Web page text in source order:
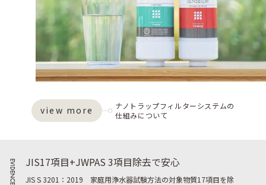
view more
ナノトラップフィルターシステムの
仕組みについて
JIS17項目+JWPAS 3項目除去で安心
JIS S 3201：2019 家庭用浄水器試験方法の対象物質17項目を除